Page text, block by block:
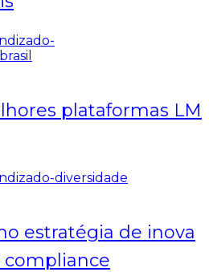
plataformas LM
estratégia de inova
compliance